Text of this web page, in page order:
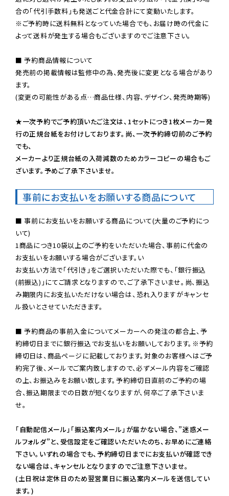
※ご予約時に送料無料となっていた場合でも、お届け時の代金に
よって送料が発生する場合もございますのでご注意下さい。
■ 予約商品情報について
発売前の掲載情報は監修中の為、発売後に変更となる場合があり
ます。
(変更の可能性がある点…商品仕様、内容、デザイン、発売時期等)
★一次予約でご予約頂いたご注文は、1セットにつき1枚メーカー発
行の正規台紙をお付けしております。尚、一次予約締切前のご予約
でも、
メーカーより正規台紙の入荷減数のためカラーコピーの場合もご
ざいます。予めご了承下さいませ。
事前にお支払いをお願いする商品について
■ 事前にお支払いをお願いする商品について(大量のご予約につ
いて)
1商品につき10袋以上のご予約をいただいた場合、事前に代金の
お支払いをお願いする場合がございます。い
お支払い方法で「代引き」をご選択いただいた際でも、「銀行振込
(前振込)」にてご請求となりますので、ご了承下さいませ。尚、振込
み期限内にお支払いただけない場合は、恐れ入りますがキャンセ
ル扱いとさせていただきます。
■ 予約商品の事前入金についてメーカーへの発注の都合上、予
約締切日までに銀行振込でお支払いをお願いしております。※予約
締切日は、商品ページに記載しております。対象のお客様へはご予
約完了後、メールでご案内致しますので、必ずメール内容をご確認
の上、お振込みをお願い致します。予約締切日直前のご予約の場
合、振込期限までの日数が短くなりますが、何卒ご了承下さいま
せ。
「自動配信メール」「振込案内メール」が届かない場合、”迷惑メー
ルフォルダ”と、受信設定をご確認いただいたのち、お早めにご連絡
下さい。いずれの場合でも、予約締切日までにお支払いが確認でき
ない場合は、キャンセルとなりますのでご注意下さいませ。
(土日祝は定休日のため翌営業日に振込案内メールを送信してい
ます。)